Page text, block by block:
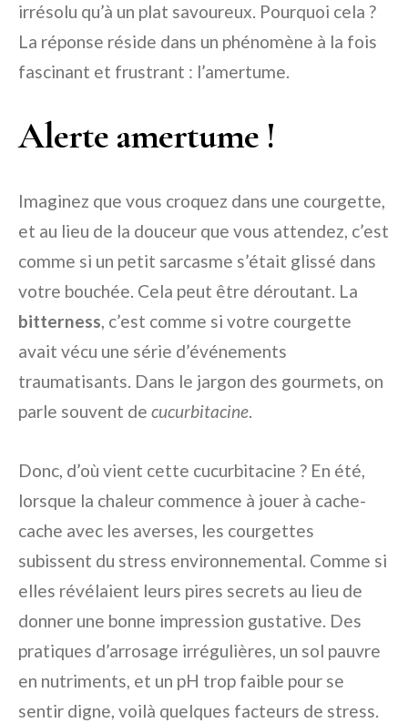
irrésolu qu’à un plat savoureux. Pourquoi cela ?
La réponse réside dans un phénomène à la fois
fascinant et frustrant : l’amertume.
Alerte amertume !
Imaginez que vous croquez dans une courgette,
et au lieu de la douceur que vous attendez, c’est
comme si un petit sarcasme s’était glissé dans
votre bouchée. Cela peut être déroutant. La
bitterness, c’est comme si votre courgette
avait vécu une série d’événements
traumatisants. Dans le jargon des gourmets, on
parle souvent de cucurbitacine.
Donc, d’où vient cette cucurbitacine ? En été,
lorsque la chaleur commence à jouer à cache-
cache avec les averses, les courgettes
subissent du stress environnemental. Comme si
elles révélaient leurs pires secrets au lieu de
donner une bonne impression gustative. Des
pratiques d’arrosage irrégulières, un sol pauvre
en nutriments, et un pH trop faible pour se
sentir digne, voilà quelques facteurs de stress.